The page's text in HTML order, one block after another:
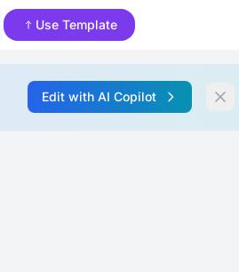
Use Template
Edit with AI Copilot